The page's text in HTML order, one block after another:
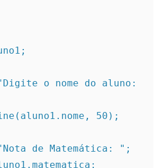
50);
"Nota de Matemática: ";
aluno1.matematica;